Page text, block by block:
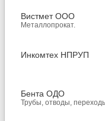
Вистмет ООО
Металлопрокат.
Инкомтех НПРУП
Бента ОДО
Трубы, отводы,